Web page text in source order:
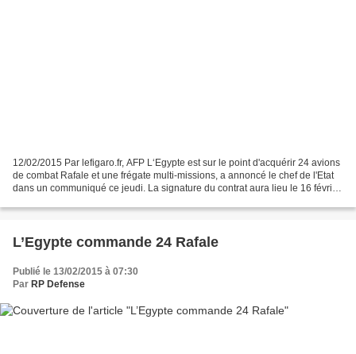
12/02/2015 Par lefigaro.fr, AFP L‘Egypte est sur le point d'acquérir 24 avions
de combat Rafale et une frégate multi-missions, a annoncé le chef de l'Etat
dans un communiqué ce jeudi. La signature du contrat aura lieu le 16 février.
L’Egypte commande 24 Rafale
Publié le 13/02/2015 à 07:30
Par RP Defense